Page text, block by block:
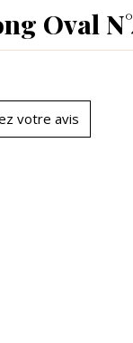
Oval
votre avis